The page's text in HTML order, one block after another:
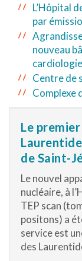
L’Hôpital
par
nouveau
Centre de
Complexe
Le
de Saint-
Le nouvel
nucléaire, à
TEP scan
positons) a
service est
des